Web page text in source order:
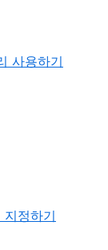
사용하기
정하기